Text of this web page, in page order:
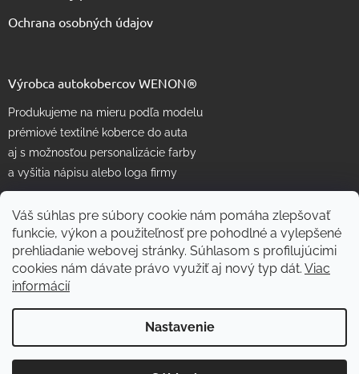
Váš súhlas pre súbory cookie nám pomáha zlepšovať
funkcie, výkon a použiteľnosť pre pohodlné a vylepšené
prehliadanie webovej stránky. Súhlasom s profilujúcimi
cookies nám dávate právo využiť aj nový typ dát. Viac
informácií
Nastavenie
Ochrana osobných údajov
Výrobca autokobercov WENON®
Produkujeme na mieru podľa modelu
prémiové textilné koberce do auta
aj s možnosťou personalizácie farby
a vyšitia nápisu alebo loga firmy